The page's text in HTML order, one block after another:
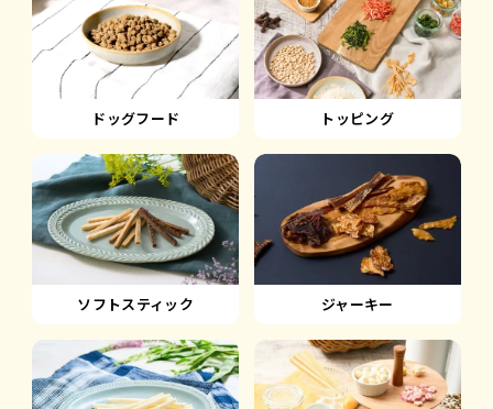
ドッグフード トッピング
ソフトスティック ジャーキー